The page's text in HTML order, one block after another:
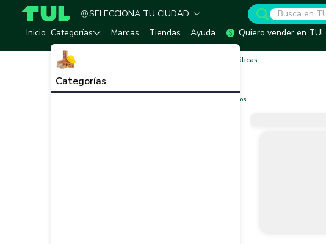
TUL - Tu Marketplace de Construcción
SELECCIONA TU CIUDAD
Inicio Categorías
Categorías
Marcas Tiendas Ayuda Quiero vender en TUL
Inicio Tejas Metálicas
Tejas Metálicas
Limpiar filtros